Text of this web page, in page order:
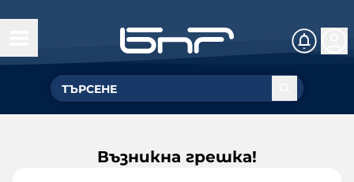
Възникна грешка!